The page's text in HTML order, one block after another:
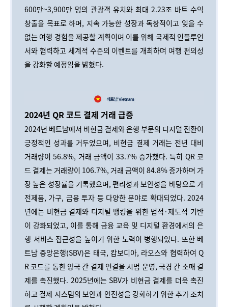
600만~3,900만 명의 관광객 유치와 최대 2.23조 바트 수익
창출을 목표로 하며, 지속 가능한 성장과 독창적이고 잊을 수
없는 여행 경험을 제공할 계획이며 이를 위해 국제적 인플루언
서와 협력하고 세계적 수준의 이벤트를 개최하며 여행 편의성
을 강화할 예정임을 밝혔다.
2024년 QR 코드 결제 거래 급증
2024년 베트남에서 비현금 결제와 은행 부문의 디지털 전환이
긍정적인 성과를 거두었으며, 비현금 결제 거래는 전년 대비
거래량이 56.8%, 거래 금액이 33.7% 증가했다. 특히 QR 코
드 결제는 거래량이 106.7%, 거래 금액이 84.8% 증가하며 가
장 높은 성장률을 기록했으며, 편리성과 보안성을 바탕으로 가
전제품, 가구, 금융 투자 등 다양한 분야로 확대되었다. 2024
년에는 비현금 결제와 디지털 뱅킹을 위한 법적·제도적 기반
이 강화되었고, 이를 통해 금융 교육 및 디지털 환경에서의 은
행 서비스 접근성을 높이기 위한 노력이 병행되었다. 또한 베
트남 중앙은행(SBV)은 태국, 캄보디아, 라오스와 협력하여 Q
R 코드를 통한 양국 간 결제 연결을 시범 운영, 국경 간 소매 결
제를 촉진했다. 2025년에는 SBV가 비현금 결제를 더욱 촉진
하고 결제 시스템의 보안과 안전성을 강화하기 위한 추가 조치